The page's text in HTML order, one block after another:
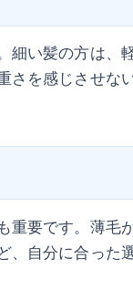
い髪の方は、
を感じさせな
要です。薄毛
自分に合った